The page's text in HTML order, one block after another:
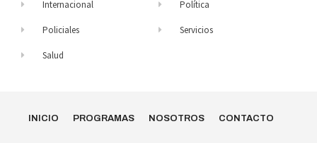
Internacional
Policiales
Salud
Política
Servicios
INICIO PROGRAMAS NOSOTROS CONTACTO